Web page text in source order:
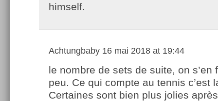
himself.
Achtungbaby 16 mai 2018 at 19:44
le nombre de sets de suite, on s’en
peu. Ce qui compte au tennis c’est
Certaines sont bien plus jolies